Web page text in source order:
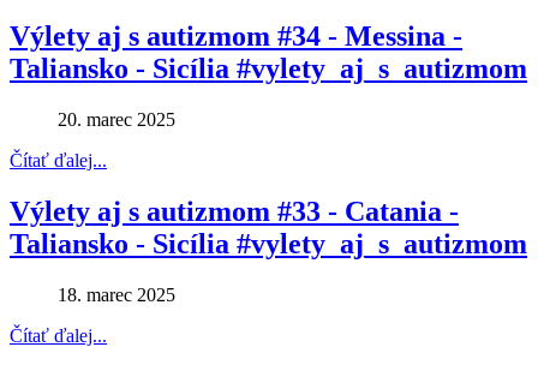
Výlety aj s autizmom #34 - Messina -
Taliansko - Sicília #vylety_aj_s_autizmom
20. marec 2025
Čítať ďalej...
Výlety aj s autizmom #33 - Catania -
Taliansko - Sicília #vylety_aj_s_autizmom
18. marec 2025
Čítať ďalej...